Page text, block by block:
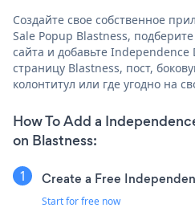
Создайте свое собственное
Sale Popup Blastness,
сайта и добавьте Independence
страницу Blastness, пост,
колонтитул или где угодно на
How To Add a
on Blastness:
Create a Free
Start for free now